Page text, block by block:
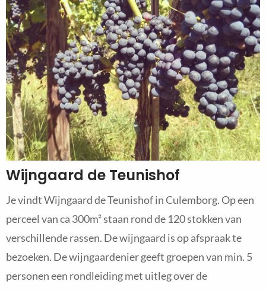
Wijngaard de Teunishof
Je vindt Wijngaard de Teunishof in Culemborg. Op een
perceel van ca 300m² staan rond de 120 stokken van
verschillende rassen. De wijngaard is op afspraak te
bezoeken. De wijngaardenier geeft groepen van min. 5
personen een rondleiding met uitleg over de